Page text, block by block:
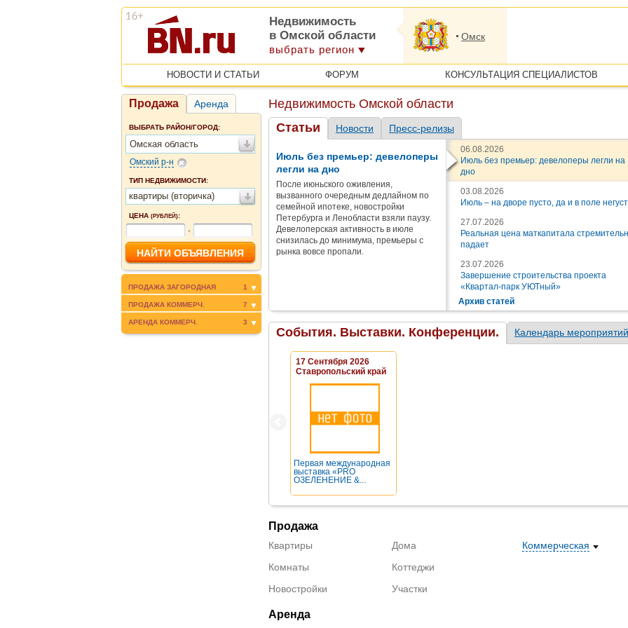
Недвижимость
в Омской области
выбрать регион
Омск
НОВОСТИ И СТАТЬИ ФОРУМ КОНСУЛЬТАЦИЯ СПЕЦИАЛИСТОВ
Продажа Аренда
ВЫБРАТЬ РАЙОН/ГОРОД:
Омская область
Омский р-н
ТИП НЕДВИЖИМОСТИ:
квартиры (вторичка)
ЦЕНА (РУБЛЕЙ):
-
ПРОДАЖА ЗАГОРОДНАЯ 1
ПРОДАЖА КОММЕРЧ. 7
АРЕНДА КОММЕРЧ. 3
Недвижимость Омской области
Статьи
Новости Пресс-релизы
Июль без премьер: девелоперы
легли на дно
После июньского оживления,
вызванного очередным дедлайном по
семейной ипотеке, новостройки
Петербурга и Ленобласти взяли паузу.
Девелоперская активность в июле
снизилась до минимума, премьеры с
рынка вовсе пропали.
06.08.2026
Июль без премьер: девелоперы легли на
дно
03.08.2026
Июль – на дворе пусто, да и в поле
27.07.2026
Реальная цена маткапитала
падает
23.07.2026
Завершение строительства проекта
«Квартал-парк УЮТный»
Архив статей
События. Выставки. Конференции. Календарь мероприятий
17 Сентября 2026
Ставропольский край
Первая международная
выставка «PRO
ОЗЕЛЕНЕНИЕ &...
Продажа
Квартиры
Комнаты
Новостройки
Дома
Коттеджи
Участки
Коммерческая
Аренда